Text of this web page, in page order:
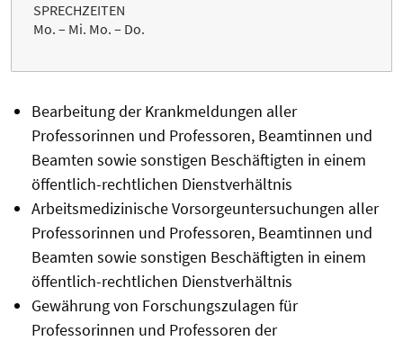
SPRECHZEITEN
Mo. – Mi. Mo. – Do.
Bearbeitung der Krankmeldungen aller
Professorinnen und Professoren, Beamtinnen und
Beamten sowie sonstigen Beschäftigten in einem
öffentlich-rechtlichen Dienstverhältnis
Arbeitsmedizinische Vorsorgeuntersuchungen aller
Professorinnen und Professoren, Beamtinnen und
Beamten sowie sonstigen Beschäftigten in einem
öffentlich-rechtlichen Dienstverhältnis
Gewährung von Forschungszulagen für
Professorinnen und Professoren der